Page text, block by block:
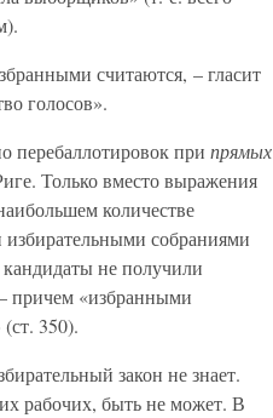
считаются, – гласит
голосов».
перебаллотировок при прямых
Только вместо выражения
количестве
собраниями
не получили
причем «избранными
350).
закон не знает.
рабочих, быть не может. В